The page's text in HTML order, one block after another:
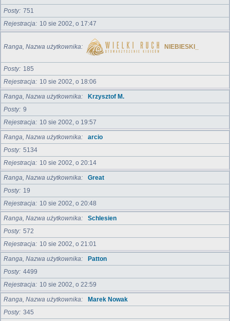
Posty 751
Rejestracja
10 sie 2002, o 17:47
Ranga, Nazwa użytkownika NIEBIESKI_
Posty
185
Rejestracja
10 sie 2002, o 18:06
Ranga, Nazwa użytkownika
Krzysztof M.
Posty 9
Rejestracja
10 sie 2002, o 19:57
Ranga, Nazwa użytkownika
arcio
Posty 5134
Rejestracja
10 sie 2002, o 20:14
Ranga, Nazwa użytkownika
Great
Posty
19
Rejestracja
10 sie 2002, o 20:48
Ranga, Nazwa użytkownika
Schlesien
Posty 572
Rejestracja
10 sie 2002, o 21:01
Ranga, Nazwa użytkownika
Patton
Posty 4499
Rejestracja
10 sie 2002, o 22:59
Ranga, Nazwa użytkownika
Marek Nowak
Posty 345